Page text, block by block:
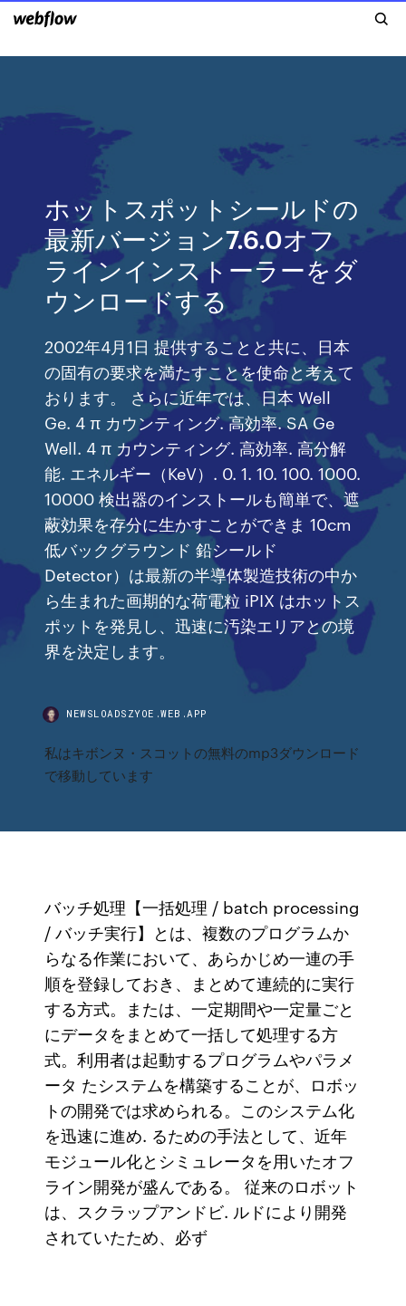
ホットスポットシールドの
最新バージョン7.6.0オフ
ラインインストーラーをダ
ウンロードする
2002年4月1日 提供することと共に、日本
の固有の要求を満たすことを使命と考えて
おります。 さらに近年では、日本 Well
Ge. 4 π カウンティング. 高効率. SA Ge
Well. 4 π カウンティング. 高効率. 高分解
能. エネルギー（KeV）. 0. 1. 10. 100. 1000.
10000 検出器のインストールも簡単で、遮
蔽効果を存分に生かすことができま 10cm
低バックグラウンド 鉛シールド
Detector）は最新の半導体製造技術の中か
ら生まれた画期的な荷電粒 iPIX はホットス
ポットを発見し、迅速に汚染エリアとの境
界を決定します。
NEWSLOADSZYOE.WEB.APP
私はキボンヌ・スコットの無料のmp3ダウンロード
で移動しています
バッチ処理【一括処理 / batch processing
/ バッチ実行】とは、複数のプログラムか
らなる作業において、あらかじめ一連の手
順を登録しておき、まとめて連続的に実行
する方式。または、一定期間や一定量ごと
にデータをまとめて一括して処理する方
式。利用者は起動するプログラムやパラメ
ータ たシステムを構築することが、ロボッ
トの開発では求められる。このシステム化
を迅速に進め. るための手法として、近年
モジュール化とシミュレータを用いたオフ
ライン開発が盛んである。 従来のロボット
は、スクラップアンドビ. ルドにより開発
されていたため、必ず